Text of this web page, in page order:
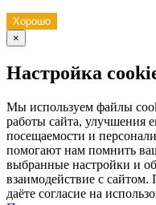
Хорошо
×
Настройка
Мы используем файлы
работы сайта, улучшения
посещаемости и
помогают нам помнить
выбранные настройки и
взаимодействие с сайтом.
даёте согласие на